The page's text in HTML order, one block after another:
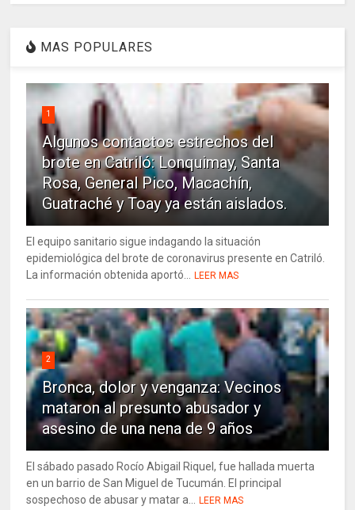
MAS POPULARES
1
Algunos contactos estrechos del
brote en Catriló: Lonquimay, Santa
Rosa, General Pico, Macachín,
Guatraché y Toay ya están aislados.
El equipo sanitario sigue indagando la situación
epidemiológica del brote de coronavirus presente en Catriló.
La información obtenida aportó...
LEER MAS
2
Bronca, dolor y venganza: Vecinos
mataron al presunto abusador y
asesino de una nena de 9 años
El sábado pasado Rocío Abigail Riquel, fue hallada muerta
en un barrio de San Miguel de Tucumán. El principal
sospechoso de abusar y matar a...
LEER MAS